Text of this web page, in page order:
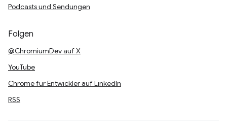
Podcasts und Sendungen
Folgen
@ChromiumDev auf X
YouTube
Chrome für Entwickler auf LinkedIn
RSS